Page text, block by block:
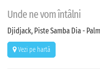
Unde ne vom întâlni
Djidjack, Piste Samba Dia -
Vezi pe hartă